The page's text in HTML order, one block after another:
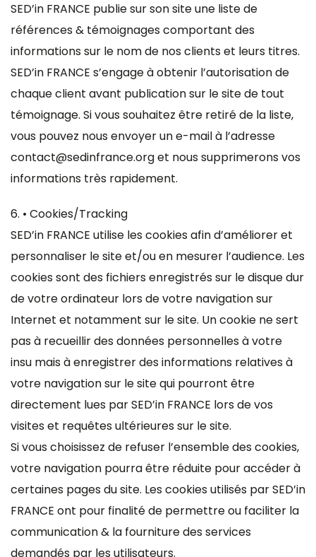
SED’in FRANCE publie sur son site une liste de
références & témoignages comportant des
informations sur le nom de nos clients et leurs titres.
SED’in FRANCE s’engage à obtenir l’autorisation de
chaque client avant publication sur le site de tout
témoignage. Si vous souhaitez être retiré de la liste,
vous pouvez nous envoyer un e-mail à l’adresse
contact@sedinfrance.org et nous supprimerons vos
informations très rapidement.
6. • Cookies/Tracking
SED’in FRANCE utilise les cookies afin d’améliorer et
personnaliser le site et/ou en mesurer l’audience. Les
cookies sont des fichiers enregistrés sur le disque dur
de votre ordinateur lors de votre navigation sur
Internet et notamment sur le site. Un cookie ne sert
pas à recueillir des données personnelles à votre
insu mais à enregistrer des informations relatives à
votre navigation sur le site qui pourront être
directement lues par SED’in FRANCE lors de vos
visites et requêtes ultérieures sur le site.
Si vous choisissez de refuser l’ensemble des cookies,
votre navigation pourra être réduite pour accéder à
certaines pages du site. Les cookies utilisés par SED’in
FRANCE ont pour finalité de permettre ou faciliter la
communication & la fourniture des services
demandés par les utilisateurs.